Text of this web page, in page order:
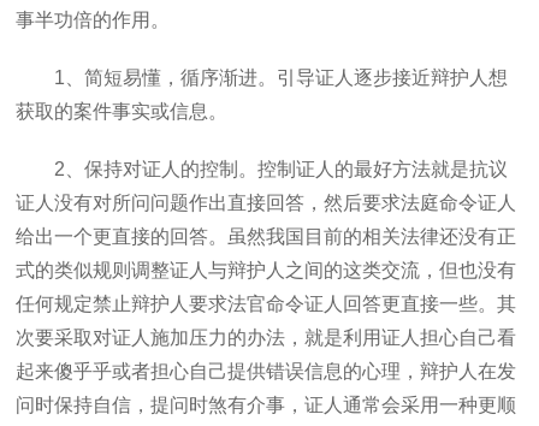
事半功倍的作用。
1 、简短易懂，循序渐进。引导证人逐步接近辩护人想
获取的案件事实或信息。
2 、保持对证人的控制。控制证人的最好方法就是抗议
证人没有对所问问题作出直接回答，然后要求法庭命令证人
给出一个更直接的回答。虽然我国目前的相关法律还没有正
式的类似规则调整证人与辩护人之间的这类交流，但也没有
任何规定禁止辩护人要求法官命令证人回答更直接一些。其
次要采取对证人施加压力的办法，就是利用证人担心自己看
起来傻乎乎或者担心自己提供错误信息的心理，辩护人在发
问时保持自信，提问时煞有介事，证人通常会采用一种更顺